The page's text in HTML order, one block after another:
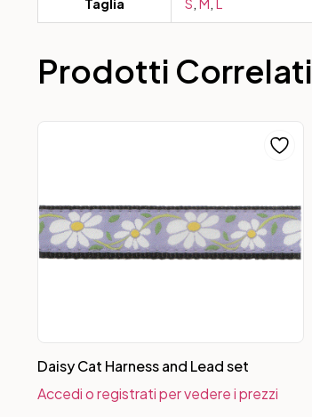
Prodotti Correlati
Daisy Cat Harness and Lead set
Accedi o registrati per vedere i prezzi